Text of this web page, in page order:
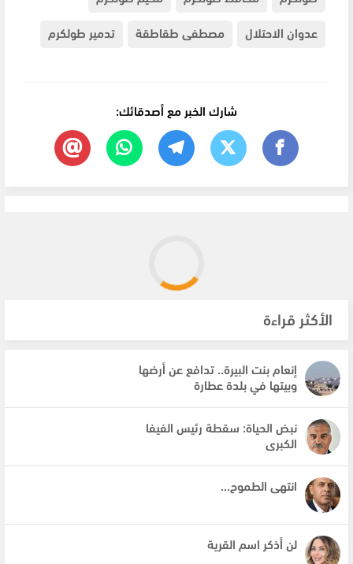
عدوان الاحتلال
مصطفى طقاطقة تدمير طولكرم
شارك الخبر مع أصدقائك:
الأكثر قراءة
إنعام بنت البيرة.. تدافع عن أرضها
وبيتها في بلدة عطارة
نبض الحياة: سقطة رئيس الفيفا
الكبرى
انتهى الطموح...
لن أذكر اسم القرية